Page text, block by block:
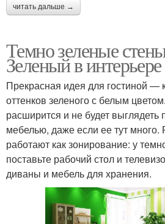
читать дальше →
Темно зеленые
Зеленый в
Прекрасная идея для гостиной —
оттенков зеленого с белым
расширится и не будет выглядеть
мебелью, даже если ее тут много.
работают как зонирование: у
поставьте рабочий стол и
диваны и мебель для хранения.